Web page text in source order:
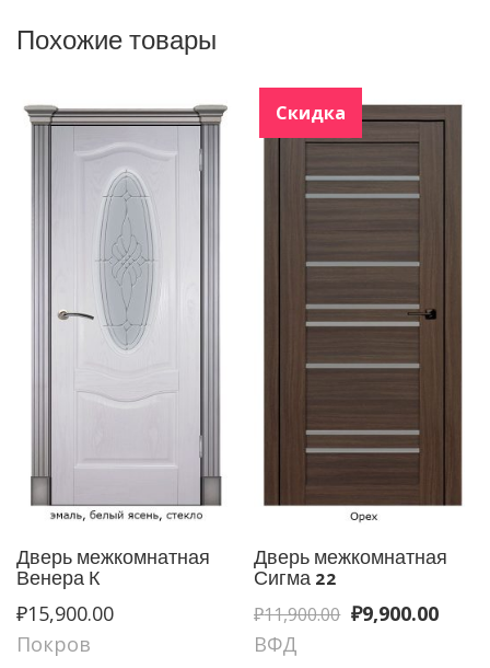
Похожие товары
Дверь межкомнатная
Венера К
₽15,900.00
Покров
Скидка
Дверь межкомнатная
Сигма 22
₽11,900.00 ₽9,900.00
ВФД